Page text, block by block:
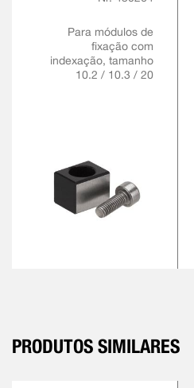
Para módulos de
fixação com
indexação, tamanho
10.2 / 10.3 / 20
PRODUTOS SIMILARES